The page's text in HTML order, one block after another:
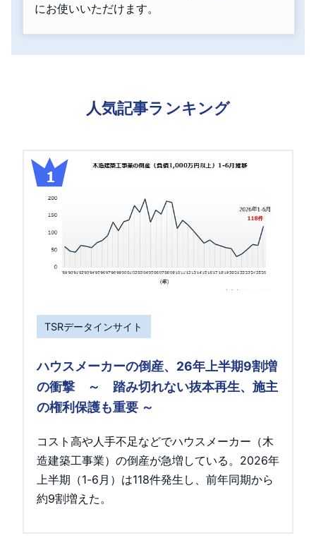
にお使いいただけます。
人気記事ランキング
TSRデータインサイト
ハウスメーカーの倒産、26年上半期9割増
の衝撃 ～ 踏み切れない抜本再生、施主
の権利保護も重要 ～
コスト高や人手不足などでハウスメーカー（木
造建築工事業）の倒産が急増している。2026年
上半期（1-6月）は118件発生し、前年同期から
約9割増えた。